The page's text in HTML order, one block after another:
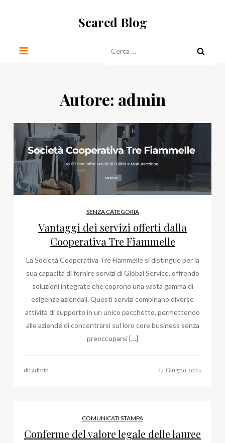
Scared Blog
per:
Autore: admin
SENZA CATEGORIA
Vantaggi dei servizi offerti dalla
Cooperativa Tre Fiammelle
La Società Cooperativa Tre Fiammelle si distingue per la
sua capacità di fornire servizi di Global Service, offrendo
soluzioni integrate che coprono una vasta gamma di
esigenze aziendali. Questi servizi combinano diverse
attività di supporto in un unico pacchetto, permettendo
alle aziende di concentrarsi sul loro core business senza
preoccuparsi […]
di: admin
COMUNICATI STAMPA
Conferme del valore legale delle lauree